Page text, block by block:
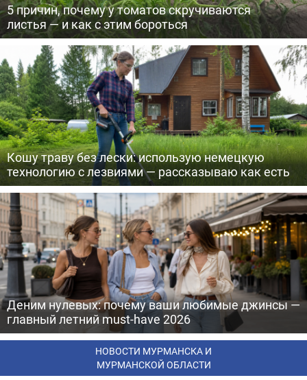
5 причин, почему у томатов скручиваются
листья — и как с этим бороться
Кошу траву без лески: использую немецкую
технологию с лезвиями — рассказываю как есть
Деним нулевых: почему ваши любимые джинсы —
главный летний must-have 2026
НОВОСТИ МУРМАНСКА И
МУРМАНСКОЙ ОБЛАСТИ